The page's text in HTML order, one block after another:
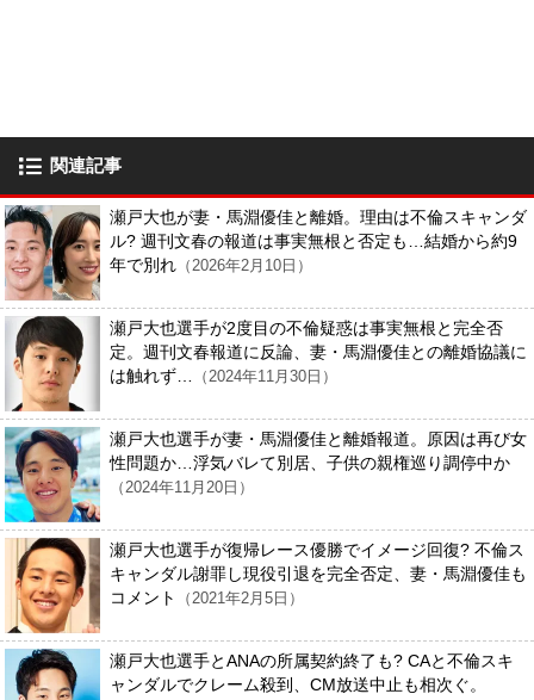
関連記事
瀬戸大也が妻・馬淵優佳と離婚。理由は不倫スキャンダ
ル? 週刊文春の報道は事実無根と否定も…結婚から約9
年で別れ （2026年2月10日）
瀬戸大也選手が2度目の不倫疑惑は事実無根と完全否
定。週刊文春報道に反論、妻・馬淵優佳との離婚協議に
は触れず…
（2024年11月30日）
瀬戸大也選手が妻・馬淵優佳と離婚報道。原因は再び女
性問題か…浮気バレて別居、子供の親権巡り調停中か
（2024年11月20日）
瀬戸大也選手が復帰レース優勝でイメージ回復? 不倫ス
キャンダル謝罪し現役引退を完全否定、妻・馬淵優佳も
コメント
（2021年2月5日）
瀬戸大也選手とANAの所属契約終了も? CAと不倫スキ
ャンダルでクレーム殺到、CM放送中止も相次ぐ。